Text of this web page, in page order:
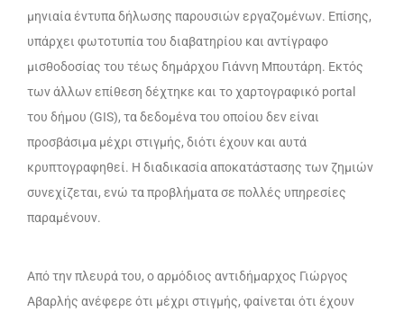
μηνιαία έντυπα δήλωσης παρουσιών εργαζομένων. Επίσης,
υπάρχει φωτοτυπία του διαβατηρίου και αντίγραφο
μισθοδοσίας του τέως δημάρχου Γιάννη Μπουτάρη. Εκτός
των άλλων επίθεση δέχτηκε και το χαρτογραφικό portal
του δήμου (GIS), τα δεδομένα του οποίου δεν είναι
προσβάσιμα μέχρι στιγμής, διότι έχουν και αυτά
κρυπτογραφηθεί. Η διαδικασία αποκατάστασης των ζημιών
συνεχίζεται, ενώ τα προβλήματα σε πολλές υπηρεσίες
παραμένουν.
Από την πλευρά του, ο αρμόδιος αντιδήμαρχος Γιώργος
Αβαρλής ανέφερε ότι μέχρι στιγμής, φαίνεται ότι έχουν